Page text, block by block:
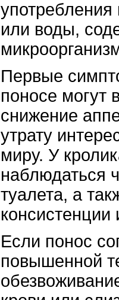
или воды,
Первые
поносе могут
снижение
утрату
миру. У
наблюдаться
туалета, а
Если понос
повышенной